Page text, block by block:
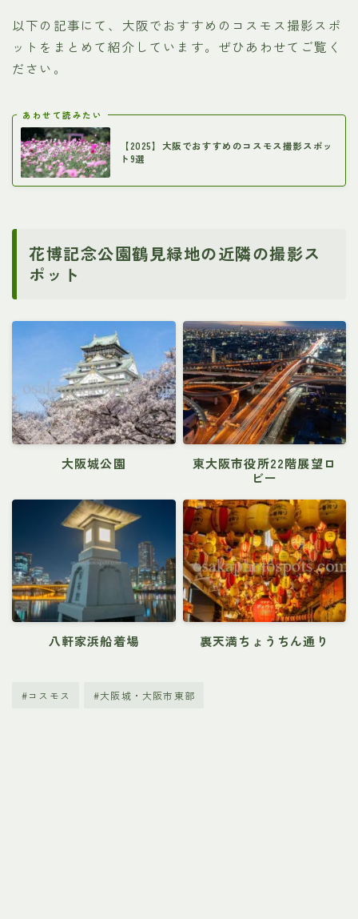
以下の記事にて、大阪でおすすめのコスモス撮影スポ
ットをまとめて紹介しています。ぜひあわせてご覧く
ださい。
あわせて読みたい
【2025】大阪でおすすめのコスモス撮影スポッ
ト9選
花博記念公園鶴見緑地の近隣の撮影ス
ポット
大阪城公園
東大阪市役所22階展望ロ
ビー
八軒家浜船着場 裏天満ちょうちん通り
#コスモス #大阪城・大阪市東部